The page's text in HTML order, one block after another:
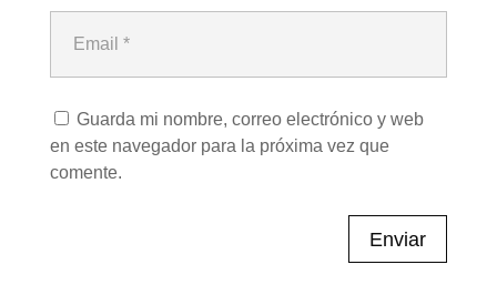
Guarda mi nombre, correo electrónico y web
en este navegador para la próxima vez que
comente.
Enviar